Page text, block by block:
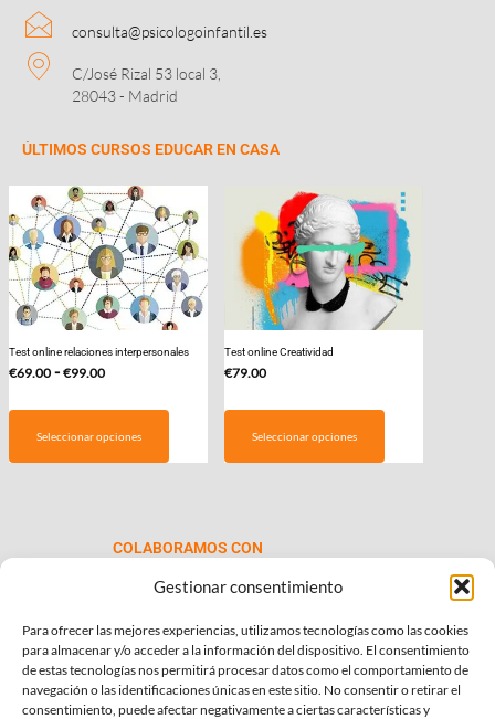
Gestionar consentimiento
Para ofrecer las mejores experiencias, utilizamos tecnologías como las cookies
para almacenar y/o acceder a la información del dispositivo. El consentimiento
de estas tecnologías nos permitirá procesar datos como el comportamiento de
navegación o las identificaciones únicas en este sitio. No consentir o retirar el
consentimiento, puede afectar negativamente a ciertas características y
consulta@psicologoinfantil.es
C/José Rizal 53 local 3,
28043 - Madrid
ÚLTIMOS CURSOS EDUCAR EN CASA
Test online relaciones interpersonales
€69.00 - €99.00Rango
desde
Seleccionar opciones
opciones
se
elegir
en
la
Test online Creatividad
€79.00
Seleccionar opciones
COLABORAMOS CON